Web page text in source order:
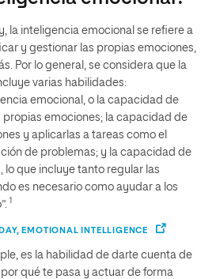
la inteligencia emocional se refiere a
y gestionar las propias emociones,
Por lo general, se considera que la
varias habilidades:
emocional, o la capacidad de
emociones; la capacidad de
y aplicarlas a tareas como el
de problemas; y la capacidad de
lo que incluye tanto regular las
es necesario como ayudar a los
1
EMOTIONAL INTELLIGENCE
es la habilidad de darte cuenta de
qué te pasa y actuar de forma